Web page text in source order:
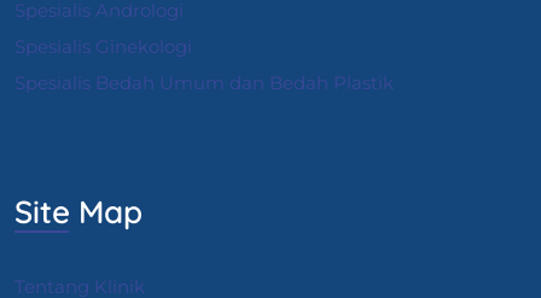
Spesialis Andrologi
Spesialis Ginekologi
Spesialis Bedah Umum dan Bedah Plastik
Site Map
Tentang Klinik